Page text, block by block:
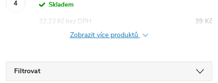
Skladem
39 Kč
32,23 Kč bez DPH
Zobrazit více produktů
Filtrovat